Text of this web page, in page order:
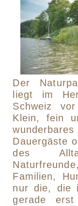
Der
liegt im
Schweiz
Klein, fein
Dauergäste
des
Familien,
nur die, die
gerade